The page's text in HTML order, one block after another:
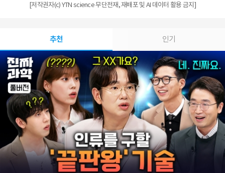
[저작권자(c) YTN science 무단전재, 재배포 및 AI 데이터 활용 금지]
추천 인기